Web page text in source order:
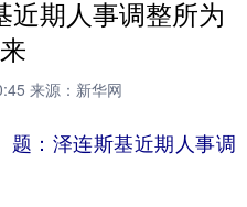
时政 人事
量子 体育
近期人事调整所为
来源：新华网
题：泽连斯基近期人事调